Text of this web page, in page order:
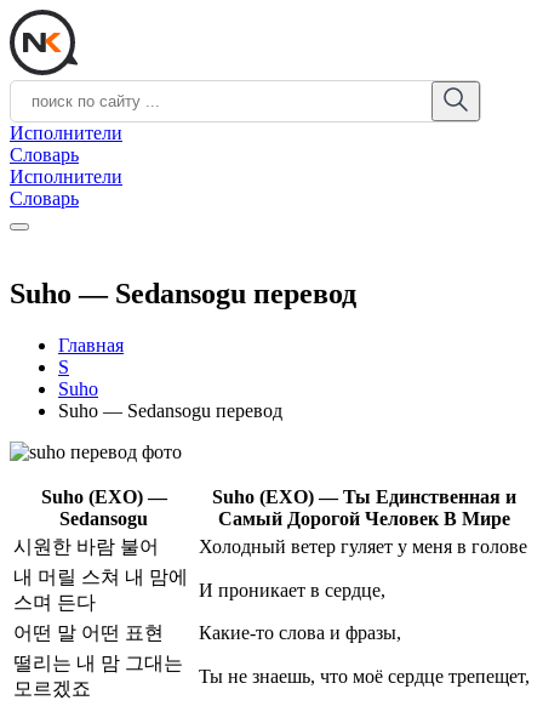
Исполнители
Словарь
Исполнители
Словарь
Suho — Sedansogu перевод
Главная
S
Suho
Suho — Sedansogu перевод
Suho (EXO) —
Sedansogu
Suho (EXO) — Ты Единственная и
Самый Дорогой Человек В Мире
시원한 바람 불어
Холодный ветер гуляет у меня в голове
내 머릴 스쳐 내 맘에
스며 든다
И проникает в сердце,
어떤 말 어떤 표현
Какие-то слова и фразы,
떨리는 내 맘 그대는
모르겠죠
Ты не знаешь, что моё сердце трепещет,